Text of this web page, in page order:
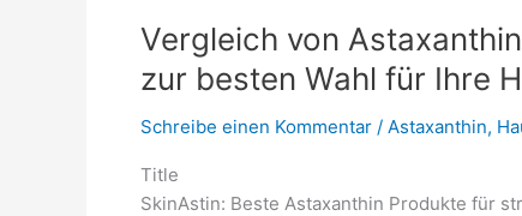
Vergleich von
zur besten Wahl für Ihre
Schreibe einen Kommentar / Astaxanthin,
Title
SkinAstin: Beste Astaxanthin Produkte für